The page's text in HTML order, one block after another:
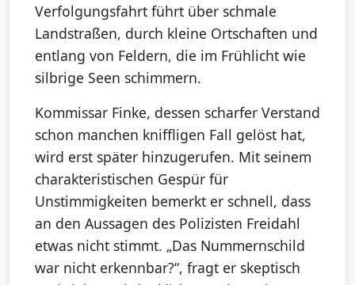
Verfolgungsfahrt führt über schmale
Landstraßen, durch kleine Ortschaften und
entlang von Feldern, die im Frühlicht wie
silbrige Seen schimmern.
Kommissar Finke, dessen scharfer Verstand
schon manchen kniffligen Fall gelöst hat,
wird erst später hinzugerufen. Mit seinem
charakteristischen Gespür für
Unstimmigkeiten bemerkt er schnell, dass
an den Aussagen des Polizisten Freidahl
etwas nicht stimmt. „Das Nummernschild
war nicht erkennbar?“, fragt er skeptisch